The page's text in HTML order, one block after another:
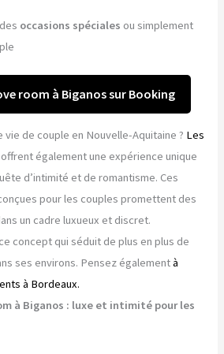
occasions spéciales ou simplement
room à Biganos sur Booking
de couple en Nouvelle-Aquitaine ? Les
offrent également une expérience unique
d’intimité et de romantisme. Ces
pour les couples promettent des
un cadre luxueux et discret.
concept qui séduit de plus en plus de
ses environs. Pensez égalementà
à Bordeaux.
à Biganos : luxe et intimité pour les